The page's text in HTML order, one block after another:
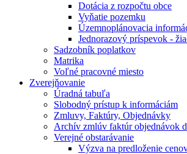
Dotácia z rozpočtu obce
Vyňatie pozemku
Územnoplánovacia
Jednorazový príspevok -
Sadzobník poplatkov
Matrika
Voľné pracovné miesto
Zverejňovanie
Úradná tabuľa
Slobodný prístup k informáciám
Zmluvy, Faktúry, Objednávky
Archív zmlúv faktúr objednávok
Verejné obstarávanie
Výzva na predloženie